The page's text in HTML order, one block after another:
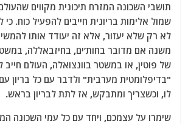
תושבי השכונה המזרח תיכונית מקווים
שמול אלימות בריונית חייבים להפעיל כוח. כי
לא רק שלא יעזור, אלא זה יעודד אותו
משנה אם מדובר בחות’ים, בחיזבאללה,
של פוטין, או במשטר בוונצואלה, העולם
"בדיפלומטית מערבית" ולדבר עם כל בריון
לו, וכשצריך ומתבקש, אז לתת לבריון בראש.
שימרו על עצמכם, ויחד עם כל עמי השכונה